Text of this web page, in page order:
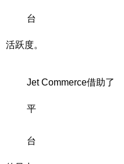
台
活跃度。
Jet Commerce借助了
平
台